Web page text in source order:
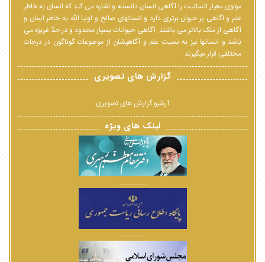
مولوی معیار انسانیت را آگاهی انسان دانسته و اشاره می کند که انسان به خاطر
علم و اگاهی بر حیوان برتری دارد و انسانهای صالح و اولیا الله به خاطر ایمان و
آگاهی از ملک بالاتر می باشند. آگاهی حیوانات بسیار محدود و در حدّ غریزه می
باشد و انسانها نیز به نسبت علم و آگاهیشان از موضوعات گوناگون در درجات
مختلفی قرار میگیرند.
گزارش های تصویری
آرشیو گزارش های تصویری
لینک های ویژه
................
................